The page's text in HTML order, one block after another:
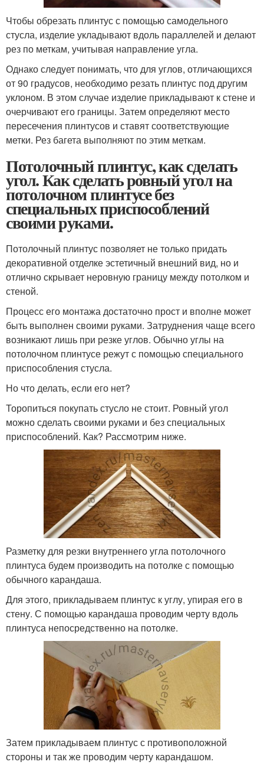
Чтобы обрезать плинтус с помощью самодельного
стусла, изделие укладывают вдоль параллелей и делают
рез по меткам, учитывая направление угла.
Однако следует понимать, что для углов, отличающихся
от 90 градусов, необходимо резать плинтус под другим
уклоном. В этом случае изделие прикладывают к стене и
очерчивают его границы. Затем определяют место
пересечения плинтусов и ставят соответствующие
метки. Рез багета выполняют по этим меткам.
Потолочный плинтус, как сделать
угол. Как сделать ровный угол на
потолочном плинтусе без
специальных приспособлений
своими руками.
Потолочный плинтус позволяет не только придать
декоративной отделке эстетичный внешний вид, но и
отлично скрывает неровную границу между потолком и
стеной.
Процесс его монтажа достаточно прост и вполне может
быть выполнен своими руками. Затруднения чаще всего
возникают лишь при резке углов. Обычно углы на
потолочном плинтусе режут с помощью специального
приспособления стусла.
Но что делать, если его нет?
Торопиться покупать стусло не стоит. Ровный угол
можно сделать своими руками и без специальных
приспособлений. Как? Рассмотрим ниже.
Разметку для резки внутреннего угла потолочного
плинтуса будем производить на потолке с помощью
обычного карандаша.
Для этого, прикладываем плинтус к углу, упирая его в
стену. С помощью карандаша проводим черту вдоль
плинтуса непосредственно на потолке.
Затем прикладываем плинтус с противоположной
стороны и так же проводим черту карандашом.